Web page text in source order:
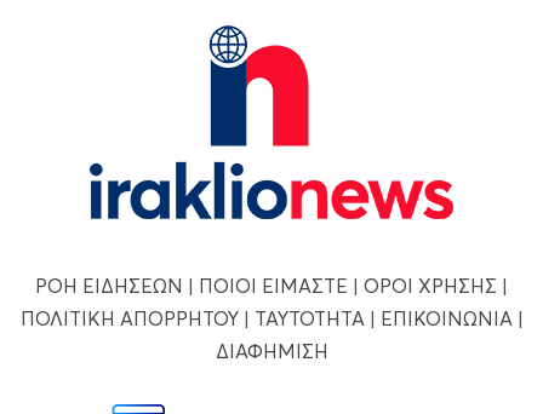
ΡΟΗ ΕΙΔΗΣΕΩΝ | ΠΟΙΟΙ ΕΙΜΑΣΤΕ | ΟΡΟΙ ΧΡΗΣΗΣ |
ΠΟΛΙΤΙΚΗ ΑΠΟΡΡΗΤΟΥ| ΤΑΥΤΟΤΗΤΑ | ΕΠΙΚΟΙΝΩΝΙΑ |
ΔΙΑΦΗΜΙΣΗ